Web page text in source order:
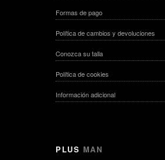
Formas de pago
Política de cambios y devoluciones
Conozca su talla
Política de cookies
Información adicional
PLUS MAN